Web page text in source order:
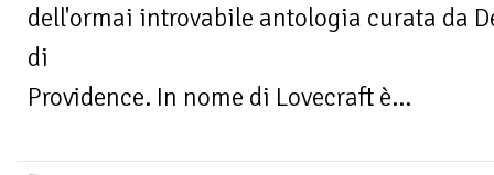
dell'ormai introvabile antologia curata da
di
Providence. In nome di Lovecraft è...